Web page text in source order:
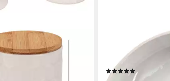
Modell Maya, Keramik,
und Vorräte, luftdichter
ZELLER PRESENT
Vorratsdose
für Zwiebeln, 1620
(1)